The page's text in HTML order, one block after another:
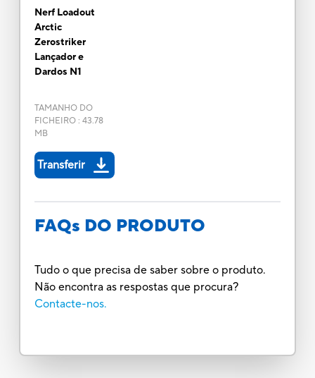
Nerf Loadout
Arctic
Zerostriker
Lançador e
Dardos N1
TAMANHO DO
FICHEIRO: 43.78
MB
Transferir
FAQs DO PRODUTO
Tudo o que precisa de saber sobre o produto.
Não encontra as respostas que procura?
Contacte-nos.